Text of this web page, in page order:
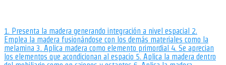
1. Presenta la madera generando integración a nivel espacial 2.
Emplea la madera fusionándose con los demás materiales como la
melamina 3. Aplica madera como elemento primordial 4. Se aprecian
los elementos que acondicionan al espacio 5. Aplica la madera dentro